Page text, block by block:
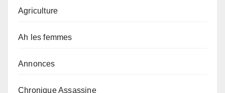
Agriculture
Ah les femmes
Annonces
Chronique Assassine